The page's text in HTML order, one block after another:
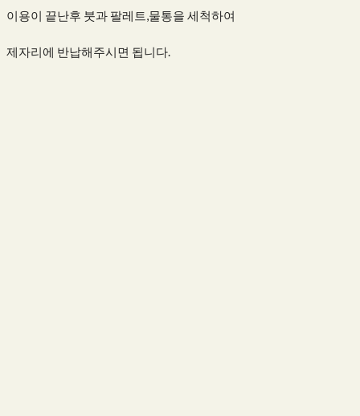
이용이 끝난후 붓과 팔레트,물통을 세척하여
제자리에 반납해주시면 됩니다.